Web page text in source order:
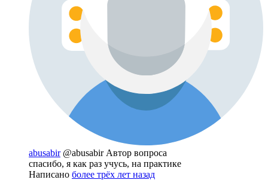
abusabir @abusabir Автор вопроса
спасибо, я как раз учусь, на практике
Написано более трёх лет назад